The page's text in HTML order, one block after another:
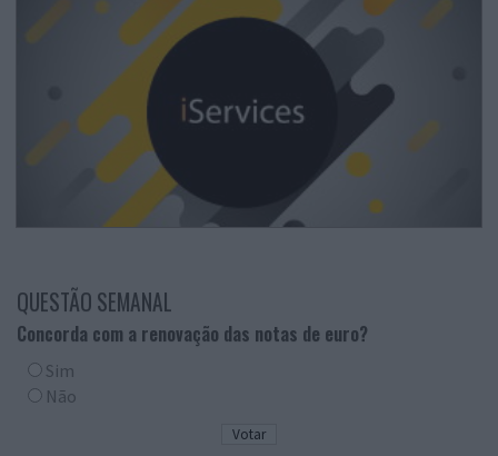
QUESTÃO SEMANAL
Concorda com a renovação das notas de euro?
Sim
Não